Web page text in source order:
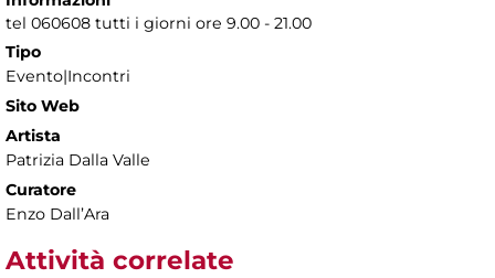
tel 060608 tutti i giorni ore 9.00 - 21.00
Tipo
Evento|Incontri
Sito Web
Artista
Patrizia Dalla Valle
Curatore
Enzo Dall’Ara
Attività correlate